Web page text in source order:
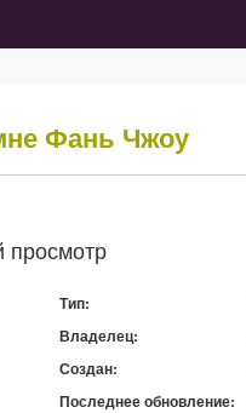
Фань Чжоу
просмотр
Тип:
Владелец:
Создан:
Последнее обновление: